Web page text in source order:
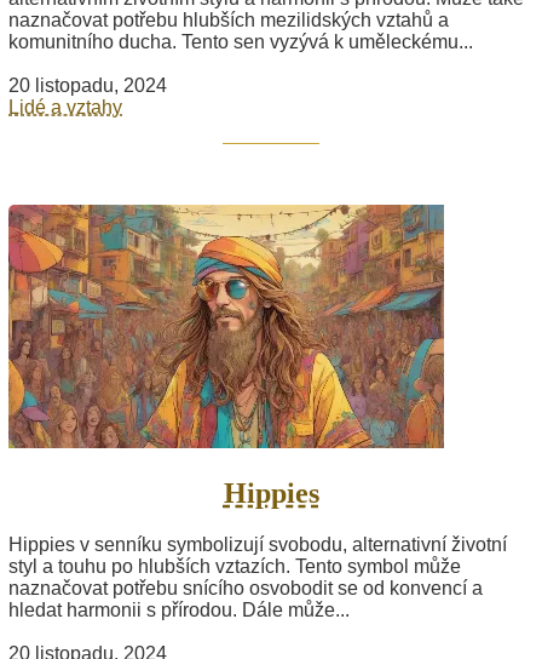
naznačovat potřebu hlubších mezilidských vztahů a
komunitního ducha. Tento sen vyzývá k uměleckému...
20 listopadu, 2024
Lidé a vztahy
Hippies
Hippies v senníku symbolizují svobodu, alternativní životní
styl a touhu po hlubších vztazích. Tento symbol může
naznačovat potřebu snícího osvobodit se od konvencí a
hledat harmonii s přírodou. Dále může...
20 listopadu, 2024